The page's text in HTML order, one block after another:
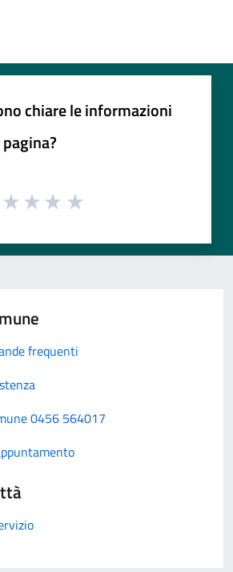
chiare le informazioni
frequenti
0456 564017